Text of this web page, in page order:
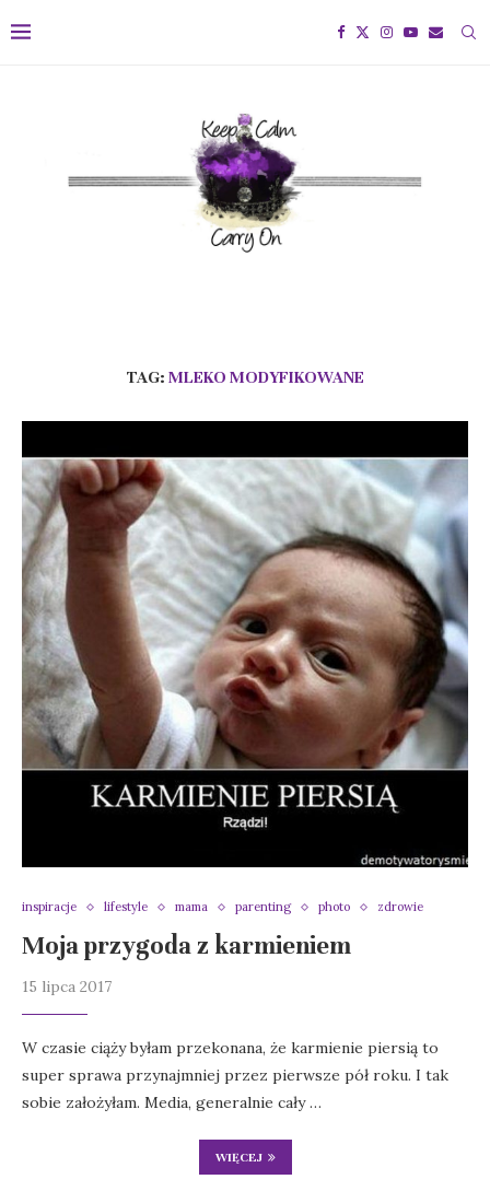
TAG: MLEKO MODYFIKOWANE
inspiracje lifestyle mama parenting photo zdrowie
Moja przygoda z karmieniem
15 lipca 2017
W czasie ciąży byłam przekonana, że karmienie piersią to
super sprawa przynajmniej przez pierwsze pół roku. I tak
sobie założyłam. Media, generalnie cały …
WIĘCEJ